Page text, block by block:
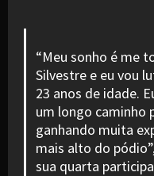
“Meu sonho é me
Silvestre e eu vou
23 anos de idade.
um longo caminho
ganhando muita
mais alto do
sua quarta